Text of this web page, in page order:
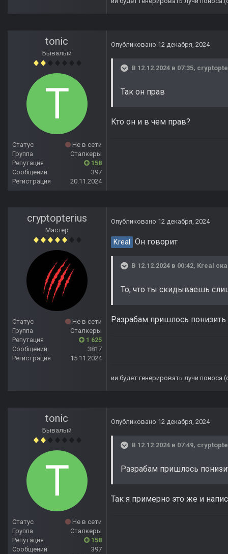
tonic
Бывалый
Статус
Не в сети
Группа
Сталкеры
Репутация
158
Сообщений
397
Регистрация
20.11.2024
Опубликовано 12 декабря, 2024
В 12.12.2024 в 07:35,
Так он прав
Кто он и в чем прав?
cryptopterius
Мастер
Статус
Не в сети
Группа
Сталкеры
Репутация
1 625
Сообщений
3817
Регистрация
15.11.2024
Опубликовано 12 декабря, 2024
Kreal Он говорит
В 12.12.2024 в 00:42, Kreal
То, что ты скидываешь
Разрабам пришлось
ии будет генерировать лучи
tonic
Бывалый
Статус
Не в сети
Группа
Сталкеры
Репутация
158
Сообщений
397
Опубликовано 12 декабря, 2024
В 12.12.2024 в 07:49,
Разрабам пришлось
Так я примерно это же и